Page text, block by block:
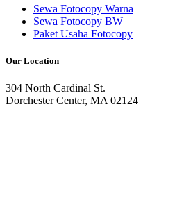
Sewa Fotocopy Warna
Sewa Fotocopy BW
Paket Usaha Fotocopy
Our Location
304 North Cardinal St.
Dorchester Center, MA 02124